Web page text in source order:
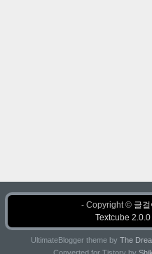
- Copyright © 글걸
Textcube
UltimateBlogger theme byThe